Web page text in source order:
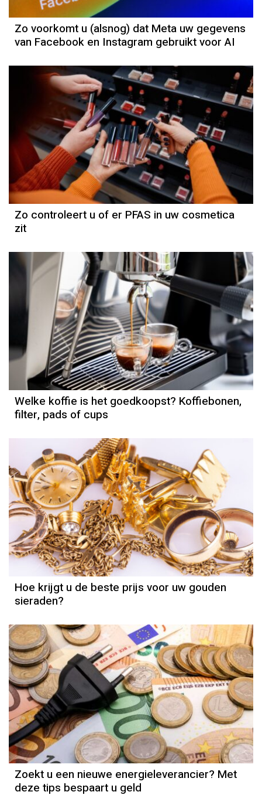
Zo voorkomt u (alsnog) dat Meta uw gegevens
van Facebook en Instagram gebruikt voor AI
Zo controleert u of er PFAS in uw cosmetica
zit
Welke koffie is het goedkoopst? Koffiebonen,
filter, pads of cups
Hoe krijgt u de beste prijs voor uw gouden
sieraden?
Zoekt u een nieuwe energieleverancier? Met
deze tips bespaart u geld